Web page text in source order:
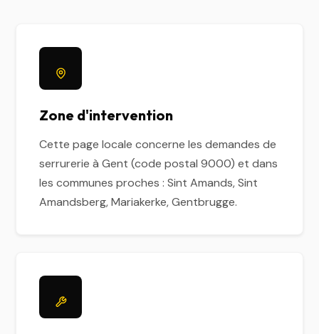
Zone d'intervention
Cette page locale concerne les demandes de
serrurerie à Gent (code postal 9000) et dans
les communes proches : Sint Amands, Sint
Amandsberg, Mariakerke, Gentbrugge.